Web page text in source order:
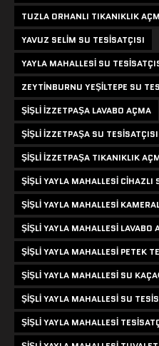
TUZLA ORHANLI TIKANIKLIK
YAVUZ SELIM SU TESISATÇISI
YAYLA MAHALLESI SU
ZEYTINBURNU YEŞILTEPE SU
ŞIŞLI IZZETPAŞA LAVABO AÇMA
ŞIŞLI IZZETPAŞA SU TESISATÇISI
ŞIŞLI IZZETPAŞA TIKANIKLIK
ŞIŞLI YAYLA MAHALLESI CIHAZLI
ŞIŞLI YAYLA MAHALLESI
ŞIŞLI YAYLA MAHALLESI LAVABO
ŞIŞLI YAYLA MAHALLESI PETEK
ŞIŞLI YAYLA MAHALLESI SU
ŞIŞLI YAYLA MAHALLESI SU
ŞIŞLI YAYLA MAHALLESI